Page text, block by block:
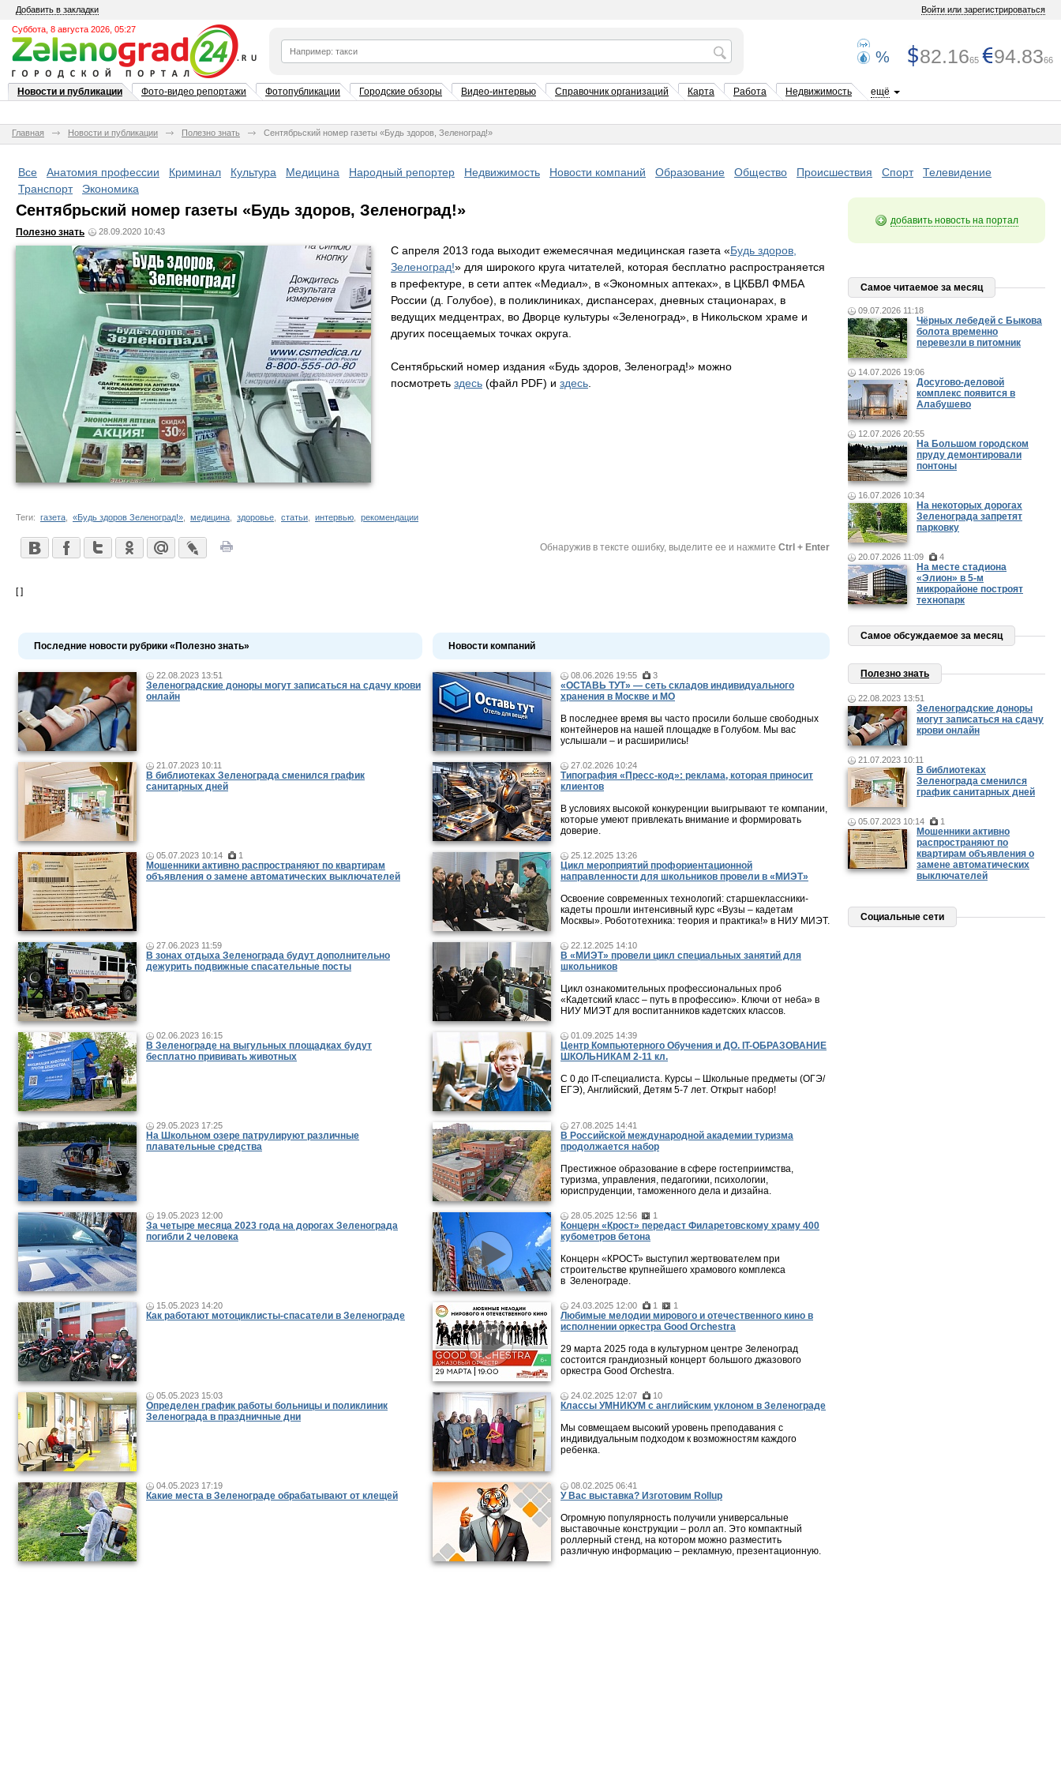
Добавить в закладки Войти или зарегистрироваться
Суббота, 8 августа 2026, 05:27
% 82.1665 94.8366
Новости и публикации Фото-видео репортажи Фотопубликации Городские обзоры Видео-интервью Справочник организаций Карта Работа Недвижимость ещё
Главная Новости и публикации Полезно знать Сентябрьский номер газеты «Будь здоров, Зеленоград!»
Все Анатомия профессии Криминал Культура Медицина Народный репортер Недвижимость Новости компаний Образование Общество Происшествия Спорт
Телевидение
Транспорт
Экономика
Сентябрьский номер газеты «Будь здоров, Зеленоград!»
Полезно знать 28.09.2020 10:43
С апреля 2013 года выходит ежемесячная медицинская газета «Будь здоров,
Зеленоград!» для широкого круга читателей, которая бесплатно распространяется
в префектуре, в сети аптек «Медиал», в «Экономных аптеках», в ЦКБВЛ ФМБА
России (д. Голубое), в поликлиниках, диспансерах, дневных стационарах, в
ведущих медцентрах, во Дворце культуры «Зеленоград», в Никольском храме и
других посещаемых точках округа.
Сентябрьский номер издания «Будь здоров, Зеленоград!» можно
посмотреть здесь (файл PDF) и здесь
Теги: газета «Будь здоров Зеленоград!» медицина здоровье статьи интервью рекомендации
Обнаружив в тексте ошибку, выделите ее и нажмите Ctrl + Enter
[ ]
Последние новости рубрики «Полезно знать»
22.08.2023 13:51
Зеленоградские доноры могут записаться на сдачу крови
онлайн
21.07.2023 10:11
В библиотеках Зеленограда сменился график
санитарных дней
05.07.2023 10:14 1
Мошенники активно распространяют по квартирам
объявления о замене автоматических выключателей
27.06.2023 11:59
В зонах отдыха Зеленограда будут дополнительно
дежурить подвижные спасательные посты
02.06.2023 16:15
В Зеленограде на выгульных площадках будут
бесплатно прививать животных
29.05.2023 17:25
На Школьном озере патрулируют различные
плавательные средства
19.05.2023 12:00
За четыре месяца 2023 года на дорогах Зеленограда
погибли 2 человека
15.05.2023 14:20
Как работают мотоциклисты-спасатели в Зеленограде
05.05.2023 15:03
Определен график работы больницы и поликлиник
Зеленограда в праздничные дни
04.05.2023 17:19
Какие места в Зеленограде обрабатывают от клещей
Новости компаний
08.06.2026 19:55 3
«ОСТАВЬ ТУТ» — сеть складов индивидуального
хранения в Москве и МО
В последнее время вы часто просили больше свободных
контейнеров на нашей площадке в Голубом. Мы вас
услышали – и расширились!
27.02.2026 10:24
Типография «Пресс-код»: реклама, которая приносит
клиентов
В условиях высокой конкуренции выигрывают те компании,
которые умеют привлекать внимание и формировать
доверие.
25.12.2025 13:26
Цикл мероприятий профориентационной
направленности для школьников провели в «МИЭТ»
Освоение современных технологий: старшеклассники-
кадеты прошли интенсивный курс «Вузы – кадетам
Москвы». Робототехника: теория и практика!» в НИУ МИЭТ.
22.12.2025 14:10
В «МИЭТ» провели цикл специальных занятий для
школьников
Цикл ознакомительных профессиональных проб
«Кадетский класс – путь в профессию». Ключи от неба» в
НИУ МИЭТ для воспитанников кадетских классов.
01.09.2025 14:39
Центр Компьютерного Обучения и ДО. IT-ОБРАЗОВАНИЕ
ШКОЛЬНИКАМ 2-11 кл.
С 0 до IT-специалиста. Курсы – Школьные предметы (ОГЭ/
ЕГЭ), Английский, Детям 5-7 лет. Открыт набор!
27.08.2025 14:41
В Российской международной академии туризма
продолжается набор
Престижное образование в сфере гостеприимства,
туризма, управления, педагогики, психологии,
юриспруденции, таможенного дела и дизайна.
28.05.2025 12:56 1
Концерн «Крост» передаст Филаретовскому храму 400
кубометров бетона
Концерн «КРОСТ» выступил жертвователем при
строительстве крупнейшего храмового комплекса
в Зеленограде.
24.03.2025 12:00 1 1
Любимые мелодии мирового и отечественного кино в
исполнении оркестра Good Orchestra
29 марта 2025 года в культурном центре Зеленоград
состоится грандиозный концерт большого джазового
оркестра Good Orchestra.
24.02.2025 12:07 10
Классы УМНИКУМ с английским уклоном в Зеленограде
Мы совмещаем высокий уровень преподавания с
индивидуальным подходом к возможностям каждого
ребенка.
08.02.2025 06:41
У Вас выставка? Изготовим Rollup
Огромную популярность получили универсальные
выставочные конструкции – ролл ап. Это компактный
роллерный стенд, на котором можно разместить
различную информацию – рекламную, презентационную.
добавить новость на портал
Самое читаемое за месяц
09.07.2026 11:18
Чёрных лебедей с Быкова
болота временно
перевезли в питомник
14.07.2026 19:06
Досугово-деловой
комплекс появится в
Алабушево
12.07.2026 20:55
На Большом городском
пруду демонтировали
понтоны
16.07.2026 10:34
На некоторых дорогах
Зеленограда запретят
парковку
20.07.2026 11:09 4
На месте стадиона
«Элион» в 5-м
микрорайоне построят
технопарк
Самое обсуждаемое за месяц
Полезно знать
22.08.2023 13:51
Зеленоградские доноры
могут записаться на сдачу
крови онлайн
21.07.2023 10:11
В библиотеках
Зеленограда сменился
график санитарных дней
05.07.2023 10:14 1
Мошенники активно
распространяют по
квартирам объявления о
замене автоматических
выключателей
Социальные сети